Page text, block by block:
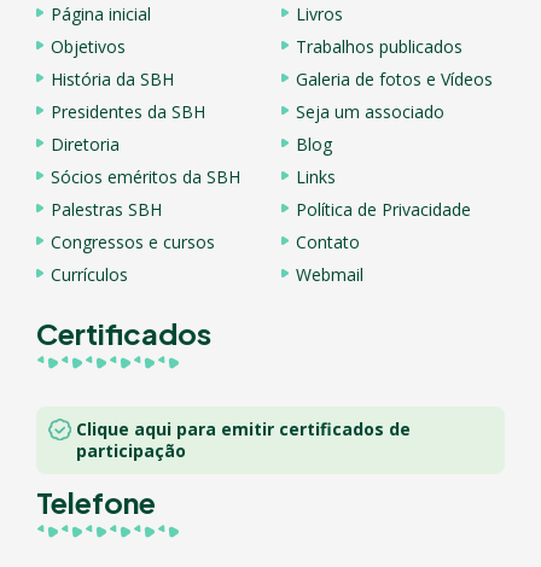
Página inicial
Objetivos
História da SBH
Presidentes da SBH
Diretoria
Sócios eméritos da SBH
Palestras SBH
Congressos e cursos
Currículos
Livros
Trabalhos publicados
Galeria de fotos e Vídeos
Seja um associado
Blog
Links
Política de Privacidade
Contato
Webmail
Certificados
Clique aqui para emitir certificados de
participação
Telefone